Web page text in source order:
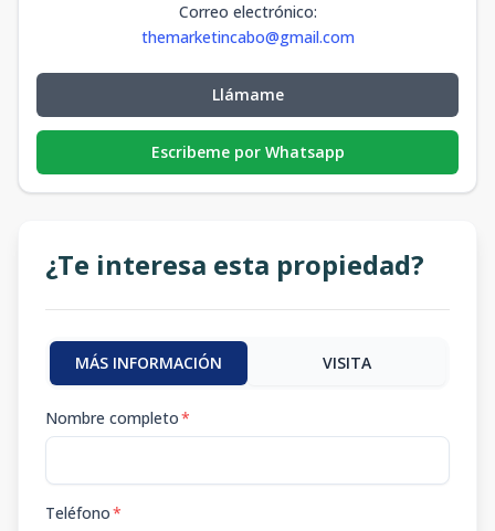
Correo electrónico:
themarketincabo@gmail.com
Llámame
Escribeme por Whatsapp
¿Te interesa esta propiedad?
MÁS INFORMACIÓN VISITA
Nombre completo*
Teléfono*